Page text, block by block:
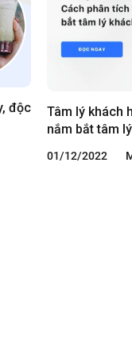
độc
Tâm lý khách
nắm bắt tâm
01/12/2022